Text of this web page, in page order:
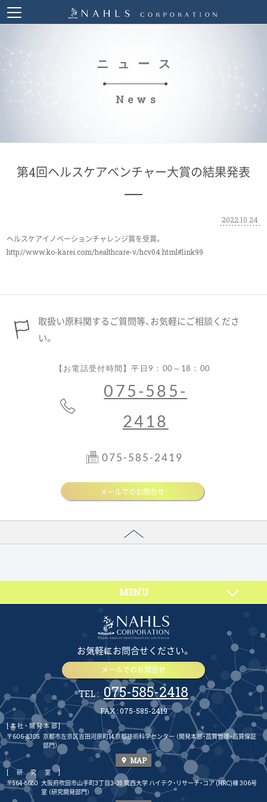
ニュース
News
第4回ヘルスケアベンチャー大賞の結果発表
2022.10.24
ヘルスケアイノベーションチャレンジ賞を受賞。
http://www.ko-karei.com/healthcare-v/hcv04.html#link99
取扱い原料関するご質問等、お気軽にご相談くださ
い。
【お電話受付時間】平日9：00～18：00
075-585-
2418
075-585-2419
メールでのお問合せ
MENU
お気軽にお問合せください。
メールでのお問合せ
TEL : 075-585-2418
FAX : 075-585-2419
[本社・開発本部]
〒606-8305 京都市左京区吉田河原町14 京都技術科学センター （開発本部・品質管理・品質保証
部門）
place MAP
[研究室]
〒564-8680 大阪府吹田市山手町3丁目3-35 関西大学 ハイテク・リサーチ・コア (HRC)棟 306号
室 （研究開発部門）